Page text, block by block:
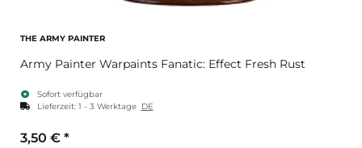
THE ARMY PAINTER
Army Painter Warpaints Fanatic: Effect Fresh Rust
Sofort verfügbar
Lieferzeit: 1 - 3 Werktage DE
3,50 € *